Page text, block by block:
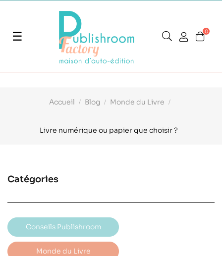
Basculer
navigation
☰ 0
Accueil Blog Monde du Livre
Livre numérique ou papier que choisir ?
Catégories
Conseils Publishroom
Monde du Livre